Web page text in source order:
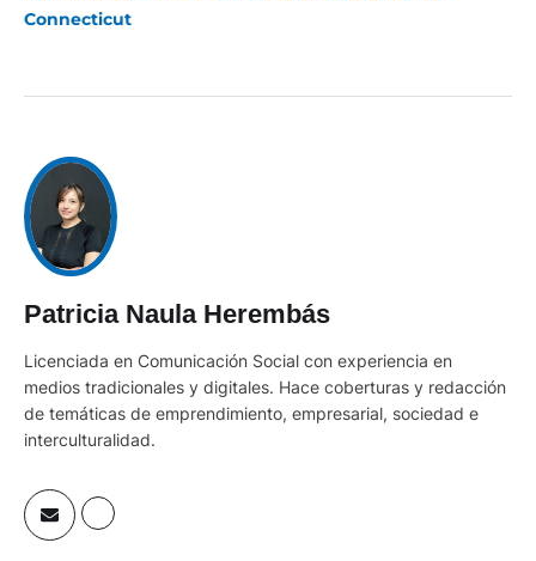
Migrante es dueño de 4 restaurantes y bares en
Licenciada en Comunicación Social con experiencia en
medios tradicionales y digitales. Hace coberturas y redacción
de temáticas de emprendimiento, empresarial, sociedad e